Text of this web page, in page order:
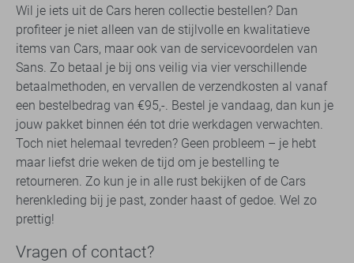
Wil je iets uit de Cars heren collectie bestellen? Dan
profiteer je niet alleen van de stijlvolle en kwalitatieve
items van Cars, maar ook van de servicevoordelen van
Sans. Zo betaal je bij ons veilig via vier verschillende
betaalmethoden, en vervallen de verzendkosten al vanaf
een bestelbedrag van €95,-. Bestel je vandaag, dan kun je
jouw pakket binnen één tot drie werkdagen verwachten.
Toch niet helemaal tevreden? Geen probleem – je hebt
maar liefst drie weken de tijd om je bestelling te
retourneren. Zo kun je in alle rust bekijken of de Cars
herenkleding bij je past, zonder haast of gedoe. Wel zo
prettig!
Vragen of contact?